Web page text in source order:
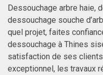
Dessouchage arbre haie,
dessouchage souche
quel projet, faites
dessouchage à Thines
satisfaction de ses
exceptionnel, les travaux